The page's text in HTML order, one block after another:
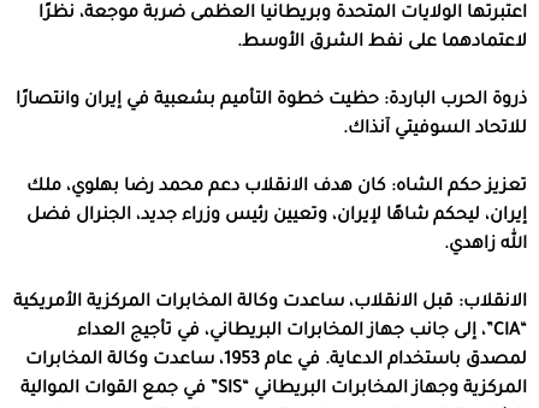
اعتبرتها الولايات المتحدة وبريطانيا العظمى ضربة موجعة، نظرًا
لاعتمادهما على نفط الشرق الأوسط.
ذروة الحرب الباردة: حظيت خطوة التأميم بشعبية في إيران وانتصارًا
للاتحاد السوفيتي آنذاك.
تعزيز حكم الشاه: كان هدف الانقلاب دعم محمد رضا بهلوي، ملك
إيران، ليحكم شاهًا لإيران، وتعيين رئيس وزراء جديد، الجنرال فضل
الله زاهدي.
الانقلاب: قبل الانقلاب، ساعدت وكالة المخابرات المركزية الأمريكية
“CIA”، إلى جانب جهاز المخابرات البريطاني، في تأجيج العداء
لمصدق باستخدام الدعاية. في عام 1953، ساعدت وكالة المخابرات
المركزية وجهاز المخابرات البريطاني “SIS” في جمع القوات الموالية